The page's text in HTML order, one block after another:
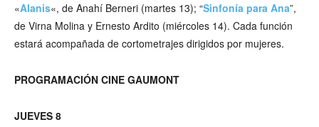
«Alanis«, de Anahí Berneri (martes 13); “Sinfonía para Ana”,
de Virna Molina y Ernesto Ardito (miércoles 14). Cada función
estará acompañada de cortometrajes dirigidos por mujeres.
PROGRAMACIÓN CINE GAUMONT
JUEVES 8